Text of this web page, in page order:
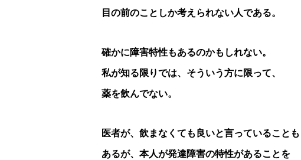
目の前のことしか考えられない人である。
確かに障害特性もあるのかもしれない。
私が知る限りでは、そういう方に限って、
薬を飲んでない。
医者が、飲まなくても良いと言っていることも
あるが、本人が発達障害の特性があることを